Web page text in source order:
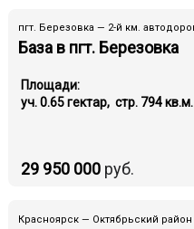
База в пгт. Березовка
29 950 000руб.
Площади:
уч. 0.65 гектар, стр. 794 кв.м.